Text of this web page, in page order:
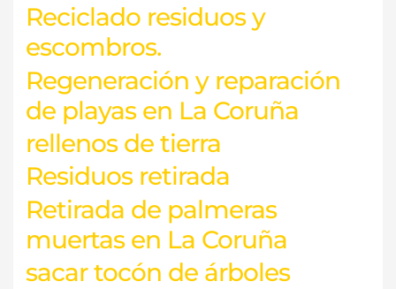
Reciclado residuos y
escombros.
Regeneración y reparación
de playas en La Coruña
rellenos de tierra
Residuos retirada
Retirada de palmeras
muertas en La Coruña
sacar tocón de árboles